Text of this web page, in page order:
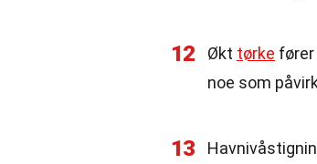
12 Økt tørke
noe som
13